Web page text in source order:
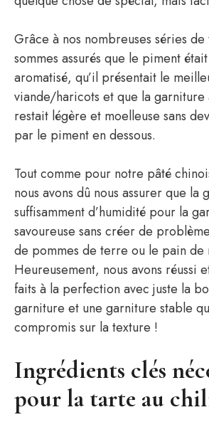
Grâce à nos nombreuses séries de
sommes assurés que le piment
aromatisé, qu’il présentait le
viande/haricots et que la garniture
restait légère et moelleuse sans
par le piment en dessous.
Tout comme pour notre pâté
nous avons dû nous assurer que la
suffisamment d’humidité pour la
savoureuse sans créer de
de pommes de terre ou le pain de
Heureusement, nous avons réussi
faits à la perfection avec juste la
garniture et une garniture stable
compromis sur la texture !
Ingrédients clés
pour la tarte au